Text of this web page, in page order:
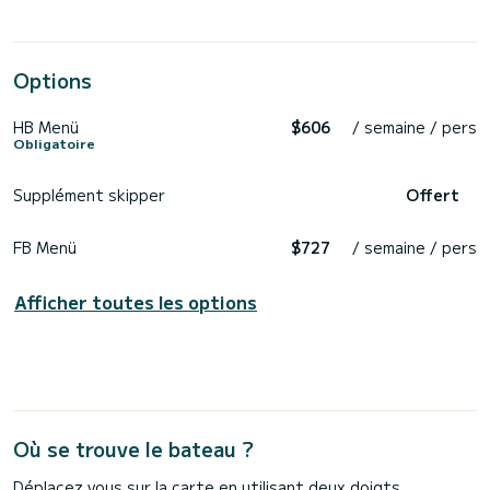
Options
HB Menü
Obligatoire
$606 / semaine / pers
Supplément skipper Offert
FB Menü $727 / semaine / pers
Afficher toutes les options
Où se trouve le bateau ?